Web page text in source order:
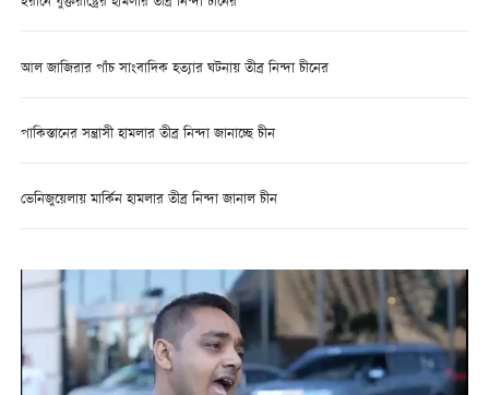
আল জাজিরার পাঁচ সাংবাদিক হত্যার ঘটনায় তীব্র নিন্দা চীনের
পাকিস্তানের সন্ত্রাসী হামলার তীব্র নিন্দা জানাচ্ছে চীন
ভেনিজুয়েলায় মার্কিন হামলার তীব্র নিন্দা জানাল চীন